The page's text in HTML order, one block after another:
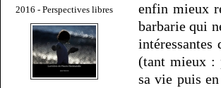
2016 - Perspectives libres
enfin mieux
barbarie qui
(tant mieux :
sa vie puis